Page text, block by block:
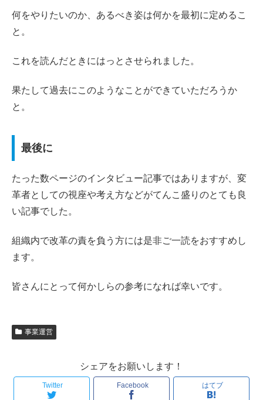
何をやりたいのか、あるべき姿は何かを最初に定めるこ
と。
これを読んだときにはっとさせられました。
果たして過去にこのようなことができていただろうか
と。
最後に
たった数ページのインタビュー記事ではありますが、変
革者としての視座や考え方などがてんこ盛りのとても良
い記事でした。
組織内で改革の責を負う方には是非ご一読をおすすめし
ます。
皆さんにとって何かしらの参考になれば幸いです。
事業運営
シェアをお願いします！
Twitter Facebook はてブ